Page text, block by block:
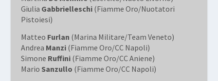
Giulia Gabbrielleschi(Fiamme Oro/Nuotatori
Pistoiesi)
Matteo Furlan (Marina Militare/Team Veneto)
Andrea Manzi(Fiamme Oro/CC Napoli)
Simone Ruffini(Fiamme Oro/CC Aniene)
Mario Sanzullo (Fiamme Oro/CC Napoli)